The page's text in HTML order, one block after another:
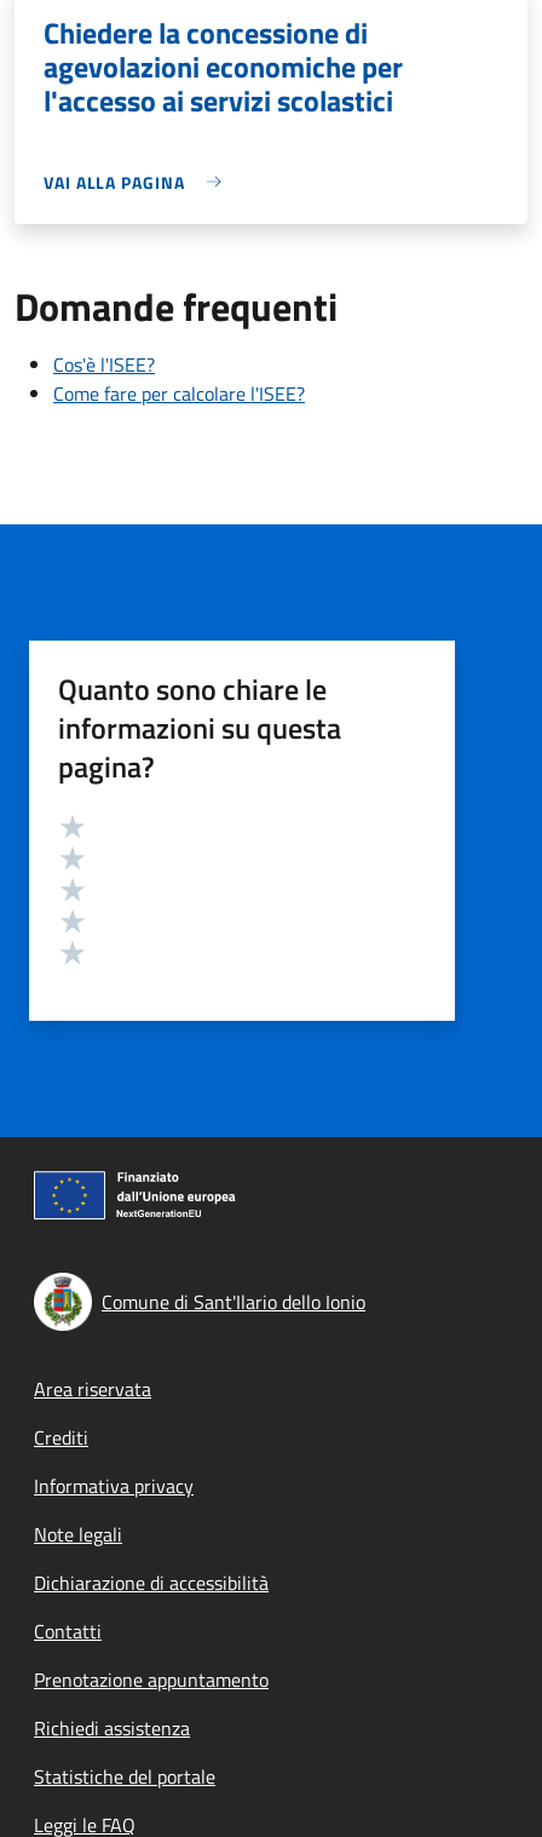
Chiedere la concessione di
agevolazioni economiche per
l'accesso ai servizi scolastici
VAI ALLA PAGINA
Domande frequenti
Cos'è l'ISEE?
Come fare per calcolare l'ISEE?
Quanto sono chiare le
informazioni su questa
pagina?
Valutazione
Comune di Sant'Ilario dello Ionio
Footer menu
Area riservata
Crediti
Informativa privacy
Note legali
Dichiarazione di accessibilità
Contatti
Prenotazione appuntamento
Richiedi assistenza
Statistiche del portale
Leggi le FAQ